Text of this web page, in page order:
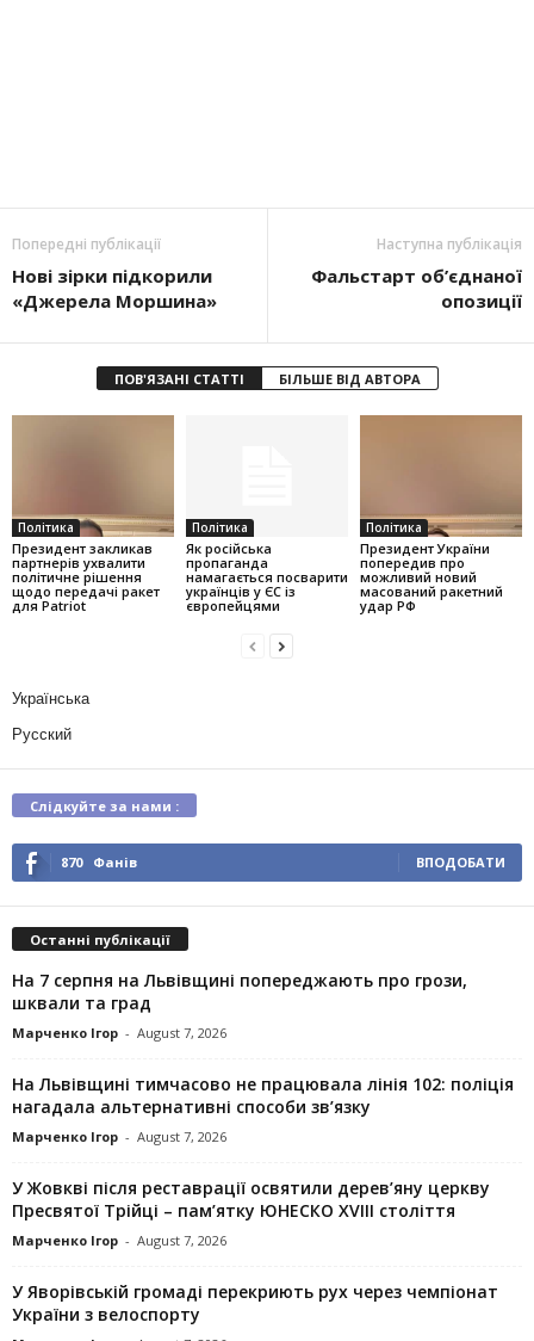
Попередні публікації
Нові зірки підкорили
«Джерела Моршина»
Наступна публікація
Фальстарт об’єднаної
опозиції
ПОВ'ЯЗАНІ СТАТТІ БІЛЬШЕ ВІД АВТОРА
Політика
Президент закликав
партнерів ухвалити
політичне рішення
щодо передачі ракет
для Patriot
Політика
Як російська
пропаганда
намагається посварити
українців у ЄС із
європейцями
Політика
Президент України
попередив про
можливий новий
масований ракетний
удар РФ
Українська
Русский
Слідкуйте за нами :
870 Фанів ВПОДОБАТИ
Останні публікації
На 7 серпня на Львівщині попереджають про грози,
шквали та град
Марченко Ігор - August 7, 2026
На Львівщині тимчасово не працювала лінія 102: поліція
нагадала альтернативні способи зв’язку
Марченко Ігор - August 7, 2026
У Жовкві після реставрації освятили дерев’яну церкву
Пресвятої Трійці – пам’ятку ЮНЕСКО XVIII століття
Марченко Ігор - August 7, 2026
У Яворівській громаді перекриють рух через чемпіонат
України з велоспорту